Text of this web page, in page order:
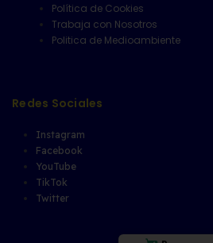
Política de Cookies
Trabaja con Nosotros
Politica de Medioambiente
Redes Sociales
Instagram
Facebook
YouTube
TikTok
Twitter